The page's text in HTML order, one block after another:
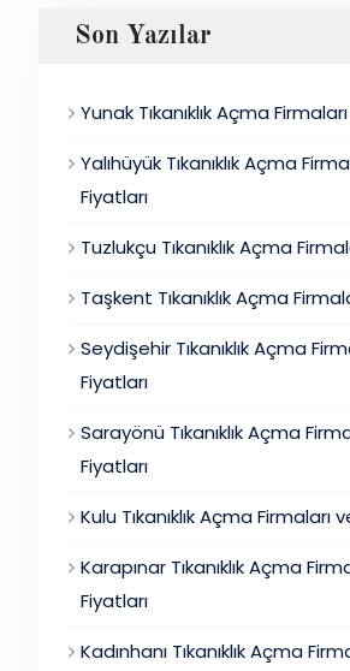
Son Yazılar
Yunak Tıkanıklık Açma
Yalıhüyük Tıkanıklık Açma
Fiyatları
Tuzlukçu Tıkanıklık Açma
Taşkent Tıkanıklık Açma
Seydişehir Tıkanıklık Açma
Fiyatları
Sarayönü Tıkanıklık Açma
Fiyatları
Kulu Tıkanıklık Açma Firmaları
Karapınar Tıkanıklık Açma
Fiyatları
Kadınhanı Tıkanıklık Açma